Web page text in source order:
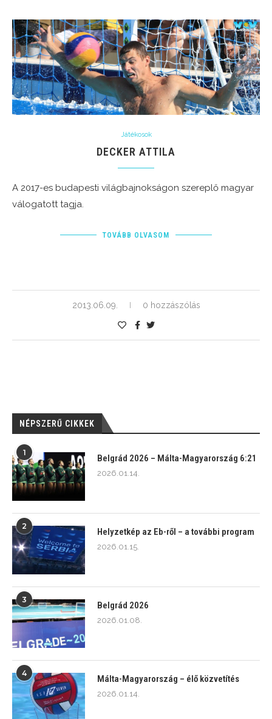
Játékosok
DECKER ATTILA
A 2017-es budapesti világbajnokságon szereplő magyar
válogatott tagja.
TOVÁBB OLVASOM
2013.06.09. 0 hozzászólás
NÉPSZERŰ CIKKEK
1
Belgrád 2026 – Málta-Magyarország 6:21
2026.01.14.
2
Helyzetkép az Eb-ről – a további program
2026.01.15.
3
Belgrád 2026
2026.01.08.
4
Málta-Magyarország – élő közvetítés
2026.01.14.